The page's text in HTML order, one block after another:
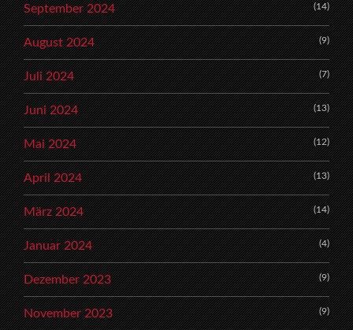
September 2024 (14)
August 2024 (9)
Juli 2024 (7)
Juni 2024 (13)
Mai 2024 (12)
April 2024 (13)
März 2024 (14)
Januar 2024 (4)
Dezember 2023 (9)
November 2023 (9)